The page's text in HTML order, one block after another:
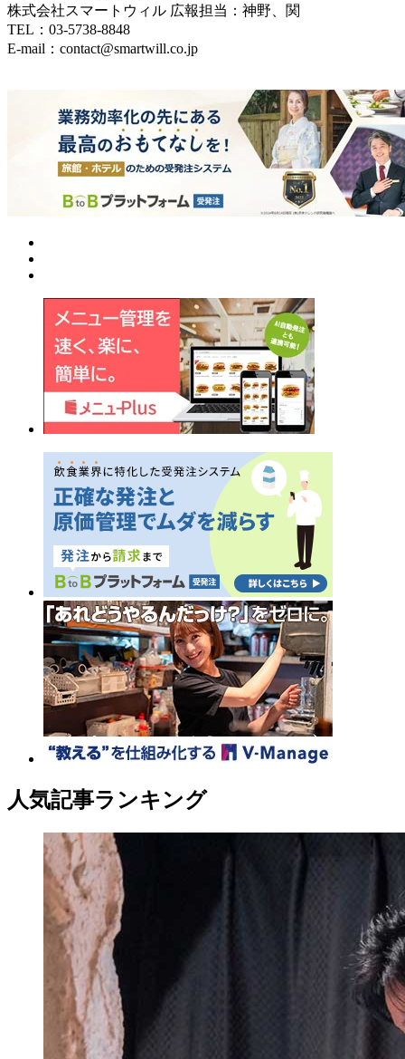
株式会社スマートウィル 広報担当：神野、関
TEL：03-5738-8848
E-mail：contact@smartwill.co.jp
人気記事ランキング